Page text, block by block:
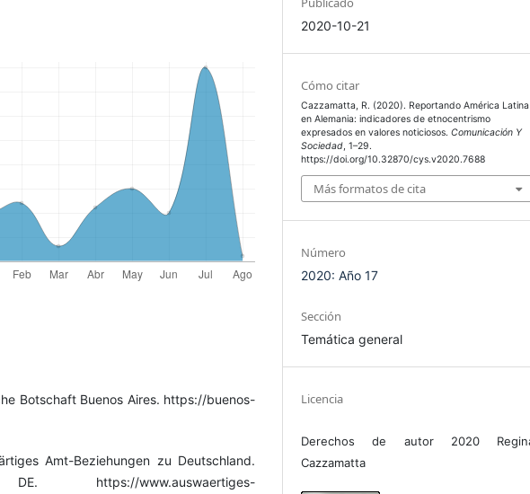
Botschaft Buenos Aires. https://buenos-
Amt-Beziehungen zu Deutschland.
https://www.auswaertiges-
2020-10-21
Cómo citar
Cazzamatta, R. (2020). Reportando América Latina
en Alemania: indicadores de etnocentrismo
expresados en valores noticiosos.Comunicación Y
Sociedad, 1–29.
https://doi.org/10.32870/cys.v2020.7688
Más formatos de cita
Número
2020: Año 17
Sección
Temática general
Licencia
Derechos de autor 2020
Cazzamatta